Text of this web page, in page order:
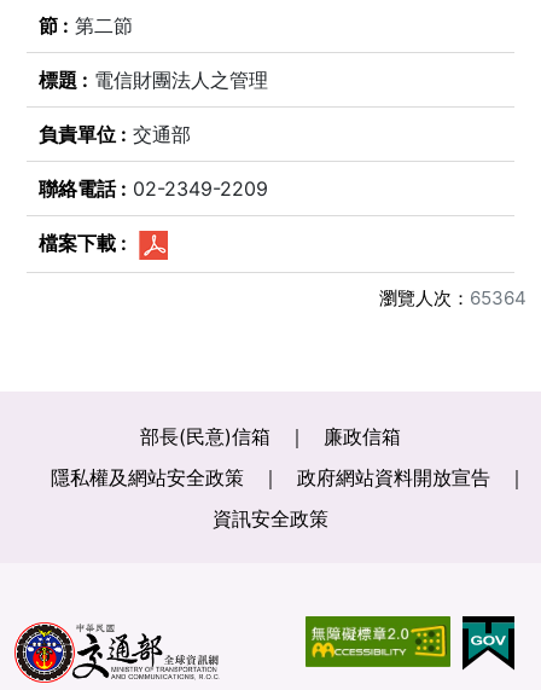
第二節
電信財團法人之管理
交通部
02-2349-2209
瀏覽人次： 65364
部長(民意)信箱
廉政信箱
隱私權及網站安全政策
政府網站資料開放宣告
資訊安全政策